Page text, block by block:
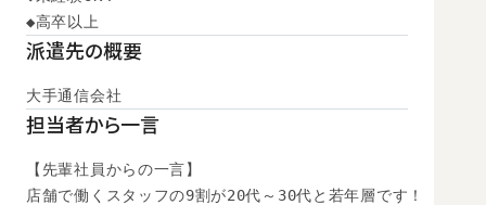
◆高卒以上
派遣先の概要
大手通信会社
担当者から一言
【先輩社員からの一言】
店舗で働くスタッフの9割が20代～30代と若年層です！